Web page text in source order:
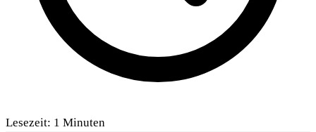
Lesezeit: 1 Minuten